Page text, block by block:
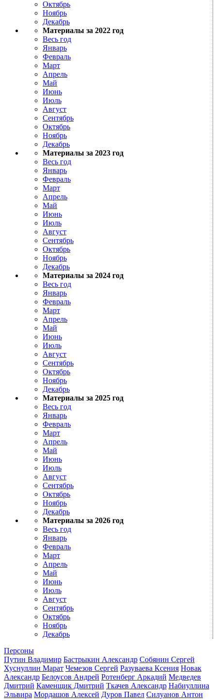
Октябрь
Ноябрь
Декабрь
Материалы за 2022 год
Весь год
Январь
Февраль
Март
Апрель
Май
Июнь
Июль
Август
Сентябрь
Октябрь
Ноябрь
Декабрь
Материалы за 2023 год
Весь год
Январь
Февраль
Март
Апрель
Май
Июнь
Июль
Август
Сентябрь
Октябрь
Ноябрь
Декабрь
Материалы за 2024 год
Весь год
Январь
Февраль
Март
Апрель
Май
Июнь
Июль
Август
Сентябрь
Октябрь
Ноябрь
Декабрь
Материалы за 2025 год
Весь год
Январь
Февраль
Март
Апрель
Май
Июнь
Июль
Август
Сентябрь
Октябрь
Ноябрь
Декабрь
Материалы за 2026 год
Весь год
Январь
Февраль
Март
Апрель
Май
Июнь
Июль
Август
Сентябрь
Октябрь
Ноябрь
Декабрь
Персоны
Путин Владимир Бастрыкин Александр Собянин Сергей
Хуснуллин Марат Чемезов Сергей Разуваева Ксения Новак
Александр Белоусов Андрей Ротенберг Аркадий Медведев
Дмитрий Каменщик Дмитрий Ткачев Александр Набиуллина
Эльвира Мордашов Алексей Дуров Павел Силуанов Антон